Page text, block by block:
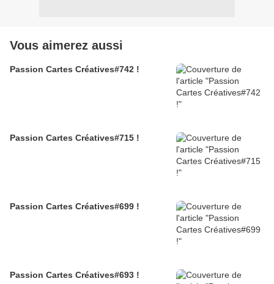
Vous aimerez aussi
Passion Cartes Créatives#742 !
Passion Cartes Créatives#715 !
Passion Cartes Créatives#699 !
Passion Cartes Créatives#693 !